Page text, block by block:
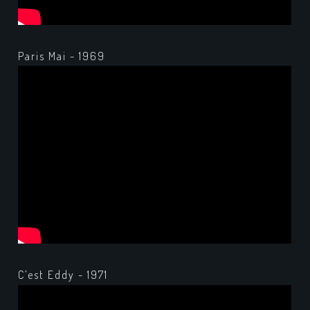
Paris Mai - 1969
C’est Eddy - 1971